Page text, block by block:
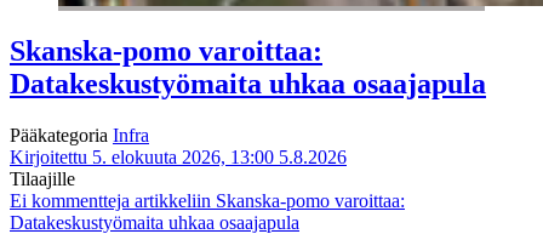
Skanska-pomo varoittaa:
Datakeskustyömaita uhkaa osaajapula
Pääkategoria Infra
Kirjoitettu 5. elokuuta 2026, 13:00 5.8.2026
Tilaajille
Ei kommentteja artikkeliin Skanska-pomo varoittaa:
Datakeskustyömaita uhkaa osaajapula